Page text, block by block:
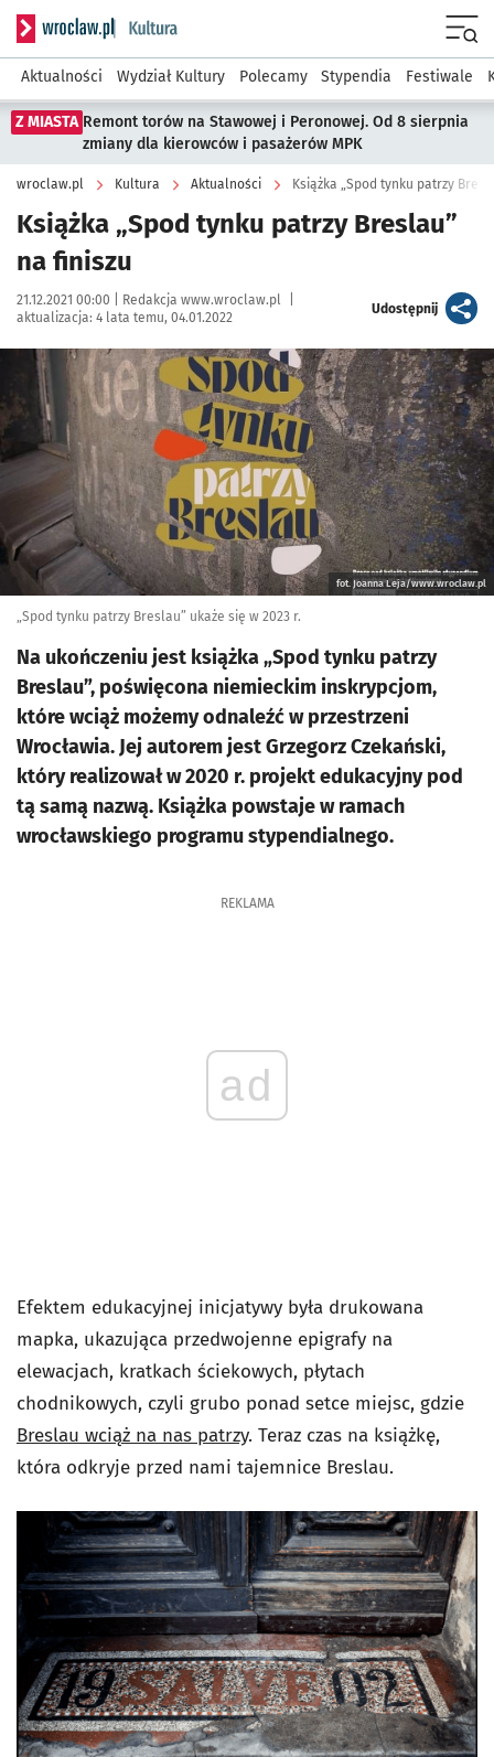
Serwis informacyjny wroclaw.pl podserwis: Kultura
Aktualności Wydział Kultury Polecamy Stypendia Festiwale
Z MIASTA Remont torów na Stawowej i Peronowej. Od 8 sierpnia
zmiany dla kierowców i pasażerów MPK
wroclaw.pl Kultura Aktualności Książka „Spod tynku patrzy
Książka „Spod tynku patrzy Breslau”
na finiszu
Data publikacji:
21.12.2021 00:00 | Autor:
Redakcja www.wroclaw.pl
aktualizacja: 4 lata temu, 04.01.2022
Udostępnijartykuł
Kliknij, aby powiększyć
fot. Joanna Leja/www.wroclaw.pl
„Spod tynku patrzy Breslau” ukaże się w 2023 r.
Na ukończeniu jest książka „Spod tynku patrzy
Breslau”, poświęcona niemieckim inskrypcjom,
które wciąż możemy odnaleźć w przestrzeni
Wrocławia. Jej autorem jest Grzegorz Czekański,
który realizował w 2020 r. projekt edukacyjny pod
tą samą nazwą. Książka powstaje w ramach
wrocławskiego programu stypendialnego.
REKLAMA
ad
Efektem edukacyjnej inicjatywy była drukowana
mapka, ukazująca przedwojenne epigrafy na
elewacjach, kratkach ściekowych, płytach
chodnikowych, czyli grubo ponad setce miejsc, gdzie
Breslau wciąż na nas patrzy. Teraz czas na książkę,
która odkryje przed nami tajemnice Breslau.